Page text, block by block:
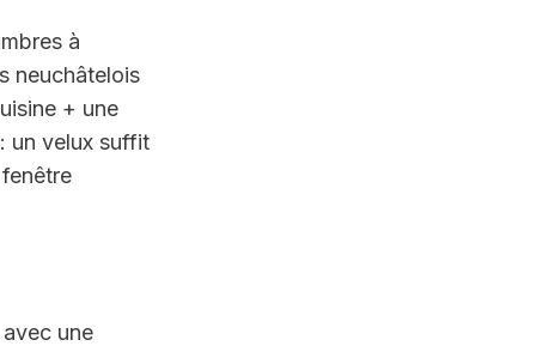
à
neuchâtelois
+ une
un velux suffit
une